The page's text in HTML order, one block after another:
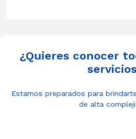
¿Quieres conocer
Estamos preparados para
de alta